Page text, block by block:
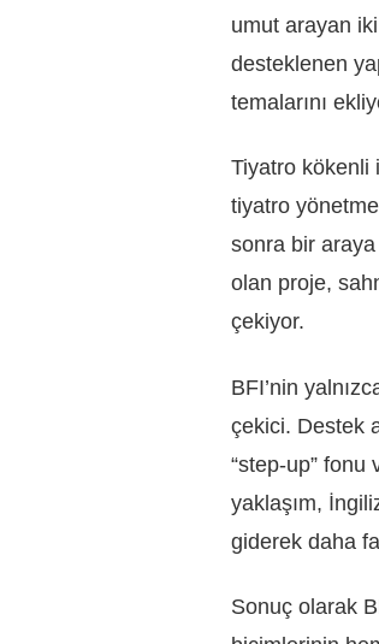
umut arayan
desteklenen
temalarını
Tiyatro kökenli
tiyatro
sonra bir araya
olan proje,
çekiyor.
BFI’nin
çekici. Destek
“step-up” fonu
yaklaşım,
giderek daha
Sonuç olarak